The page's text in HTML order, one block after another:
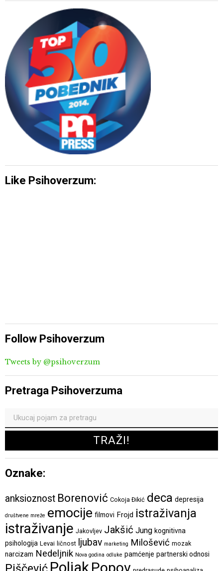
Like Psihoverzum:
Follow Psihoverzum
Tweets by @psihoverzum
Pretraga Psihoverzuma
Oznake:
anksioznost Borenović Cokoja Đikić deca depresija
društvene mreže emocije filmovi Frojd istraživanja
istraživanje Jakovljev Jakšić Jung kognitivna
psihologija Levai ličnost ljubav marketing Milošević mozak
narcizam Nedeljnik Nova godina odluke pamćenje partnerski odnosi
Poljak